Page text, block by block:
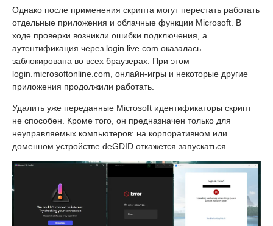
Однако после применения скрипта могут перестать работать
отдельные приложения и облачные функции Microsoft. В
ходе проверки возникли ошибки подключения, а
аутентификация через login.live.com оказалась
заблокирована во всех браузерах. При этом
login.microsoftonline.com, онлайн-игры и некоторые другие
приложения продолжили работать.
Удалить уже переданные Microsoft идентификаторы скрипт
не способен. Кроме того, он предназначен только для
неуправляемых компьютеров: на корпоративном или
доменном устройстве deGDID откажется запускаться.